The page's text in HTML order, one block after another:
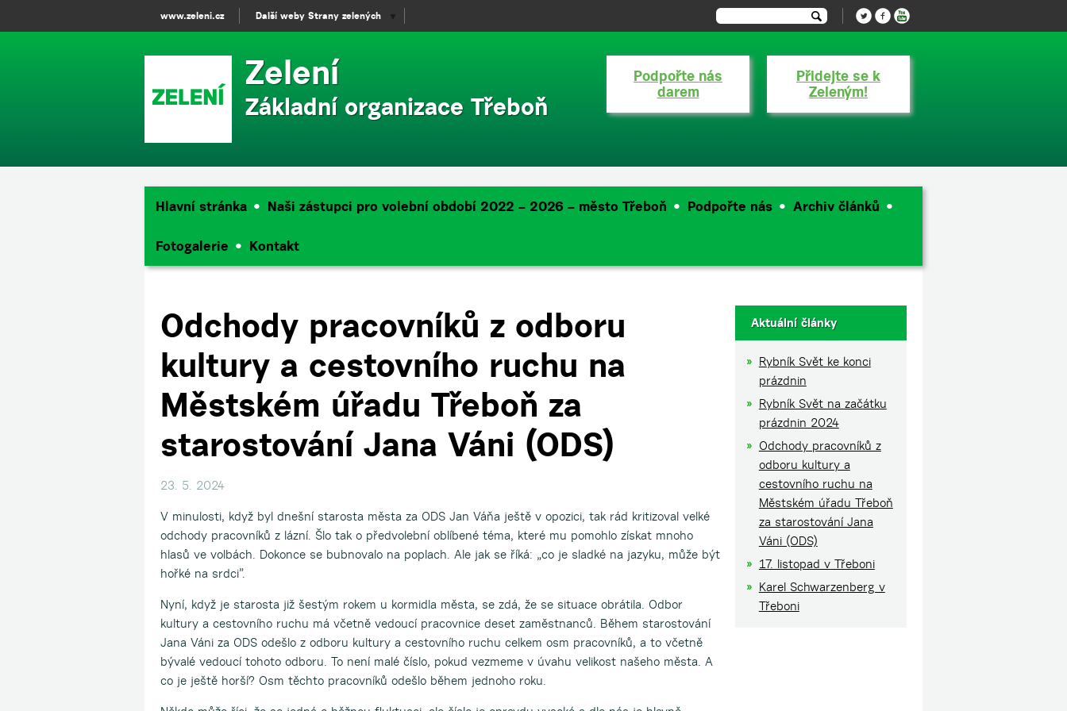
Zelení
Základní organizace Třeboň
Přidejte se k
Zeleným!
Podpořte nás
darem
Hlavní stránka Naši zástupci pro volební období 2022 – 2026 – město Třeboň Podpořte nás Archiv článků
Fotogalerie Kontakt
Odchody pracovníků z odboru
kultury a cestovního ruchu na
Městském úřadu Třeboň za
starostování Jana Váni (ODS)
23. 5. 2024
V minulosti, když byl dnešní starosta města za ODS Jan Váňa ještě v opozici, tak rád kritizoval velké
odchody pracovníků z lázní. Šlo tak o předvolební oblíbené téma, které mu pomohlo získat mnoho
hlasů ve volbách. Dokonce se bubnovalo na poplach. Ale jak se říká: „co je sladké na jazyku, může být
hořké na srdci”.
Nyní, když je starosta již šestým rokem u kormidla města, se zdá, že se situace obrátila. Odbor
kultury a cestovního ruchu má včetně vedoucí pracovnice deset zaměstnanců. Během starostování
Jana Váni za ODS odešlo z odboru kultury a cestovního ruchu celkem osm pracovníků, a to včetně
bývalé vedoucí tohoto odboru. To není malé číslo, pokud vezmeme v úvahu velikost našeho města. A
co je ještě horší? Osm těchto pracovníků odešlo během jednoho roku.
Aktuální články
Rybník Svět ke konci
prázdnin
Rybník Svět na začátku
prázdnin 2024
Odchody pracovníků z
odboru kultury a
cestovního ruchu na
Městském úřadu Třeboň
za starostování Jana
Váni (ODS)
17. listopad v Třeboni
Karel Schwarzenberg v
Třeboni
www.zeleni.cz Další weby Strany zelených ▼